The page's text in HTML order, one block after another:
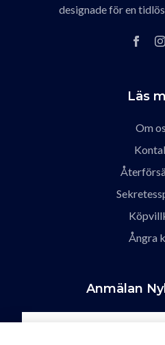
designade för en
Läs
Om
Ångra
Anmälan